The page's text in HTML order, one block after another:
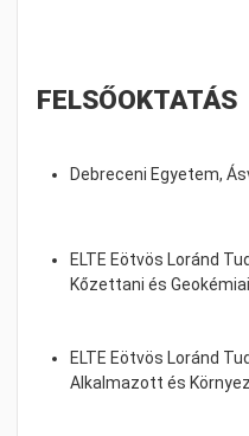
FELSŐOKTATÁS
Debreceni Egyetem,
ELTE Eötvös Loránd
Kőzettani és
ELTE Eötvös Loránd
Alkalmazott és